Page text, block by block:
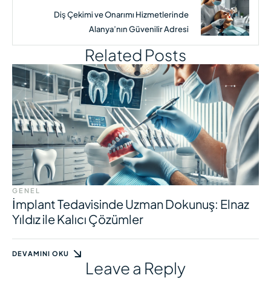
Diş Çekimi ve Onarımı Hizmetlerinde
Alanya’nın Güvenilir Adresi
Related Posts
GENEL
İmplant Tedavisinde Uzman Dokunuş: Elnaz
Yıldız ile Kalıcı Çözümler
DEVAMINI OKU
Leave a Reply